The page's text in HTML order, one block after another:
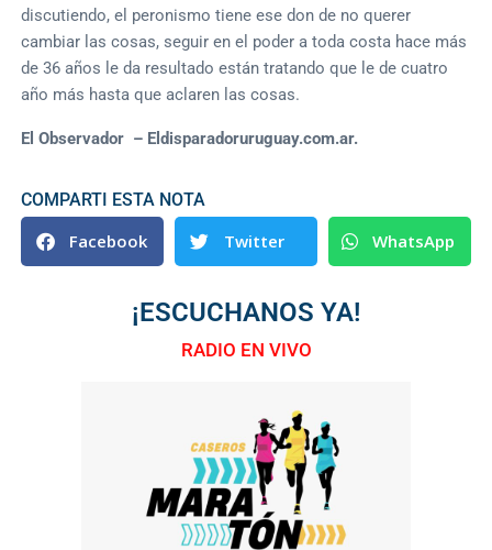
discutiendo, el peronismo tiene ese don de no querer
cambiar las cosas, seguir en el poder a toda costa hace más
de 36 años le da resultado están tratando que le de cuatro
año más hasta que aclaren las cosas.
El Observador – Eldisparadoruruguay.com.ar.
COMPARTI ESTA NOTA
Facebook Twitter WhatsApp
¡ESCUCHANOS YA!
RADIO EN VIVO